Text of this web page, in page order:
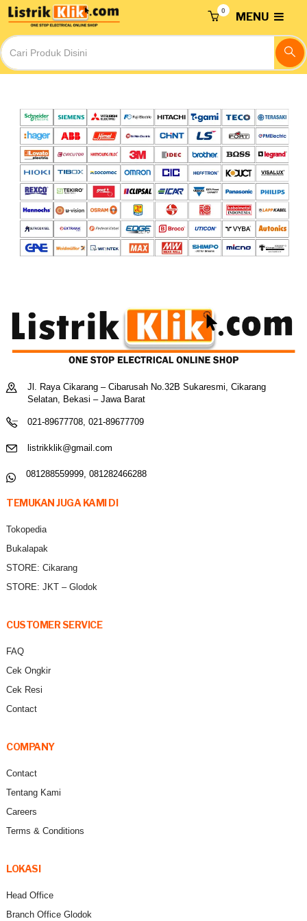
MENU
0
Jl. Raya Cikarang – Cibarusah No.32B Sukaresmi, Cikarang
Selatan, Bekasi – Jawa Barat
021-89677708, 021-89677709
listrikklik@gmail.com
081288559999, 081282466288
TEMUKAN JUGA KAMI DI
Tokopedia
Bukalapak
STORE: Cikarang
STORE: JKT – Glodok
CUSTOMER SERVICE
FAQ
Cek Ongkir
Cek Resi
Contact
COMPANY
Contact
Tentang Kami
Careers
Terms & Conditions
LOKASI
Head Office
Branch Office Glodok